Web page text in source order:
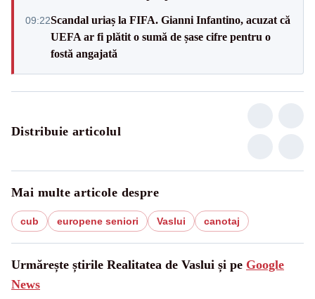
09:22Scandal uriaș la FIFA. Gianni Infantino, acuzat că
UEFA ar fi plătit o sumă de șase cifre pentru o
fostă angajată
Distribuie articolul
Mai multe articole despre
cub europene seniori Vaslui canotaj
Urmărește știrile Realitatea de Vaslui și pe Google
News